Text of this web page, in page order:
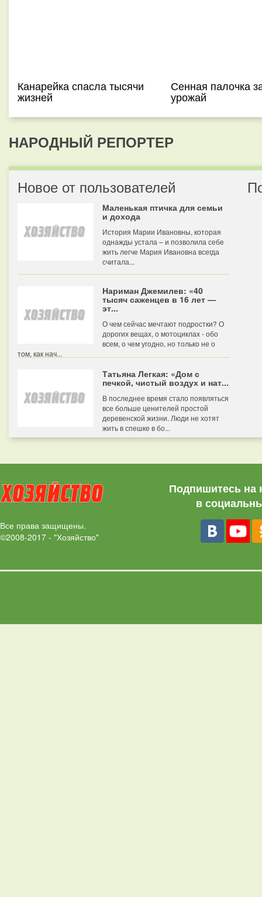
Канарейка спасла тысячи
жизней
Сенная палочка
урожай
НАРОДНЫЙ РЕПОРТЕР
Новое от пользователей
Маленькая птичка для семьи
и дохода
История Марии Ивановны, которая
однажды устала – и позволила себе
жить легче Мария Ивановна всегда
считала...
Нариман Джемилев: «40
тысяч саженцев в 16 лет —
эт...
О чем сейчас мечтают подростки? О
дорогих вещах, о мотоциклах - обо
всем, о чем угодно, но только не о
том, как нач...
Татьяна Легкая: «Дом с
печкой, чистый воздух и нат...
В последнее время стало появляться
все больше ценителей простой
деревенской жизни. Люди не хотят
жить в спешке в бо...
Все права защищены.
©2008-2017 - "Хозяйство"
Подпишитесь на
в